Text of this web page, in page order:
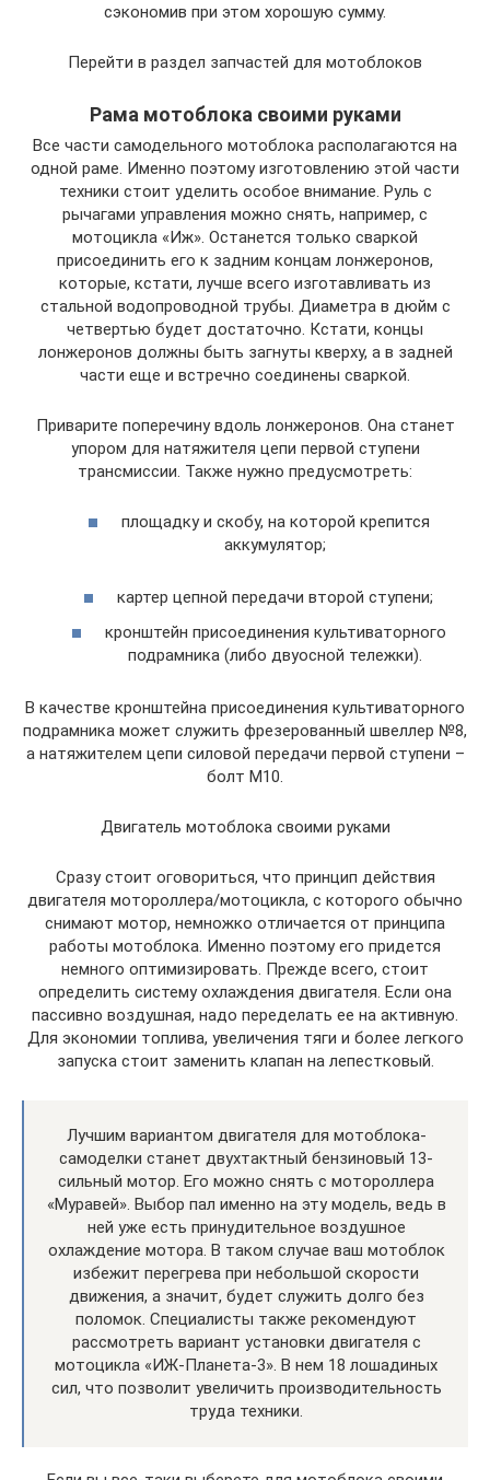
сэкономив при этом хорошую сумму.
Перейти в раздел запчастей для мотоблоков
Рама мотоблока своими руками
Все части самодельного мотоблока располагаются на
одной раме. Именно поэтому изготовлению этой части
техники стоит уделить особое внимание. Руль с
рычагами управления можно снять, например, с
мотоцикла «Иж». Останется только сваркой
присоединить его к задним концам лонжеронов,
которые, кстати, лучше всего изготавливать из
стальной водопроводной трубы. Диаметра в дюйм с
четвертью будет достаточно. Кстати, концы
лонжеронов должны быть загнуты кверху, а в задней
части еще и встречно соединены сваркой.
Приварите поперечину вдоль лонжеронов. Она станет
упором для натяжителя цепи первой ступени
трансмиссии. Также нужно предусмотреть:
площадку и скобу, на которой крепится
аккумулятор;
картер цепной передачи второй ступени;
кронштейн присоединения культиваторного
подрамника (либо двуосной тележки).
В качестве кронштейна присоединения культиваторного
подрамника может служить фрезерованный швеллер №8,
а натяжителем цепи силовой передачи первой ступени –
болт М10.
Двигатель мотоблока своими руками
Сразу стоит оговориться, что принцип действия
двигателя мотороллера/мотоцикла, с которого обычно
снимают мотор, немножко отличается от принципа
работы мотоблока. Именно поэтому его придется
немного оптимизировать. Прежде всего, стоит
определить систему охлаждения двигателя. Если она
пассивно воздушная, надо переделать ее на активную.
Для экономии топлива, увеличения тяги и более легкого
запуска стоит заменить клапан на лепестковый.
Лучшим вариантом двигателя для мотоблока-
самоделки станет двухтактный бензиновый 13-
сильный мотор. Его можно снять с мотороллера
«Муравей». Выбор пал именно на эту модель, ведь в
ней уже есть принудительное воздушное
охлаждение мотора. В таком случае ваш мотоблок
избежит перегрева при небольшой скорости
движения, а значит, будет служить долго без
поломок. Специалисты также рекомендуют
рассмотреть вариант установки двигателя с
мотоцикла «ИЖ-Планета-3». В нем 18 лошадиных
сил, что позволит увеличить производительность
труда техники.